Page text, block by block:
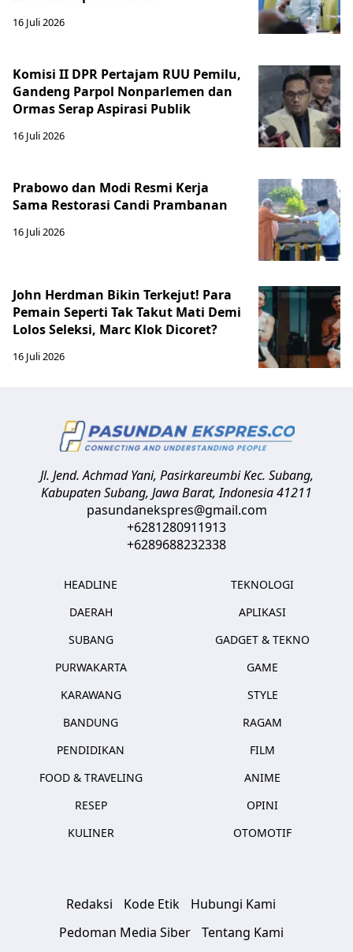
16 Juli 2026
Komisi II DPR Pertajam RUU Pemilu,
Gandeng Parpol Nonparlemen dan
Ormas Serap Aspirasi Publik
16 Juli 2026
Prabowo dan Modi Resmi Kerja
Sama Restorasi Candi Prambanan
16 Juli 2026
John Herdman Bikin Terkejut! Para
Pemain Seperti Tak Takut Mati Demi
Lolos Seleksi, Marc Klok Dicoret?
16 Juli 2026
Jl. Jend. Achmad Yani, Pasirkareumbi Kec. Subang,
Kabupaten Subang, Jawa Barat,Indonesia41211
pasundanekspres@gmail.com
+6281280911913
+6289688232338
HEADLINE
DAERAH
SUBANG
PURWAKARTA
KARAWANG
BANDUNG
PENDIDIKAN
FOOD & TRAVELING
RESEP
KULINER
TEKNOLOGI
APLIKASI
GADGET & TEKNO
GAME
STYLE
RAGAM
FILM
ANIME
OPINI
OTOMOTIF
Redaksi Kode Etik
Hubungi Kami
Pedoman Media Siber
Tentang Kami